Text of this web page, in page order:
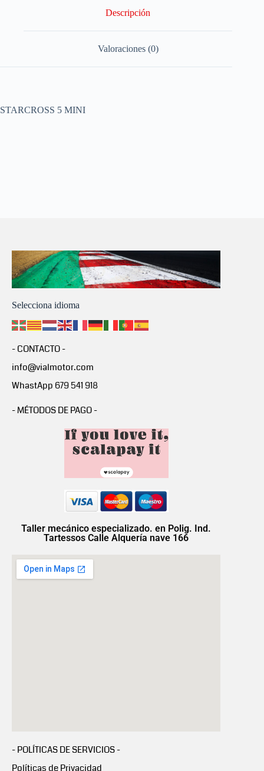
Descripción
Valoraciones (0)
STARCROSS 5 MINI
Selecciona idioma
- CONTACTO -
info@vialmotor.com
WhastApp 679 541 918
- MÉTODOS DE PAGO -
Taller mecánico especializado. en Polig. Ind.
Tartessos Calle Alquería nave 166
- POLÍTICAS DE SERVICIOS -
Políticas de Privacidad